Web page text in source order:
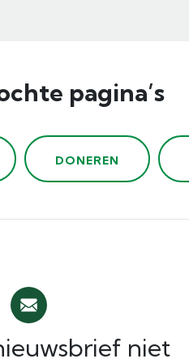
pagina’s
DONEREN
niet